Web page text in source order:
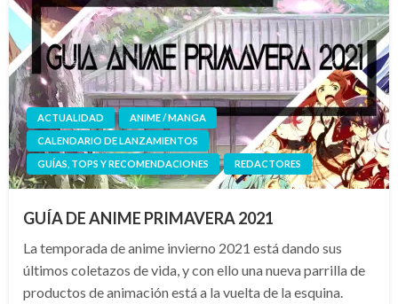
ACTUALIDAD
ANIME / MANGA
CALENDARIO DE LANZAMIENTOS
GUÍAS, TOPS Y RECOMENDACIONES
REDACTORES
GUÍA DE ANIME PRIMAVERA 2021
La temporada de anime invierno 2021 está dando sus
últimos coletazos de vida, y con ello una nueva parrilla de
productos de animación está a la vuelta de la esquina.